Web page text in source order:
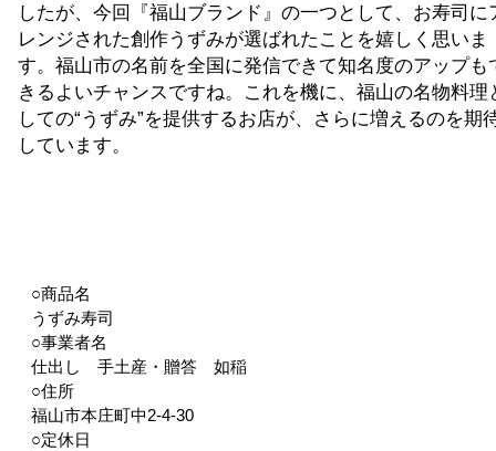
したが、今回『福山ブランド』の一つとして、お寿司に
レンジされた創作うずみが選ばれたことを嬉しく思いま
す。福山市の名前を全国に発信できて知名度のアップも
きるよいチャンスですね。これを機に、福山の名物料理
しての“うずみ”を提供するお店が、さらに増えるのを期
しています。
○商品名
うずみ寿司
○事業者名
仕出し 手土産・贈答 如稲
○住所
福山市本庄町中2-4-30
○定休日